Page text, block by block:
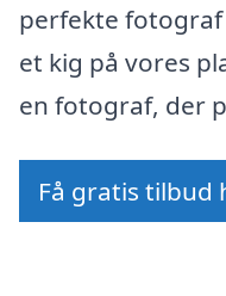
perfekte
et kig på vores
en fotograf, der
Få gratis tilbud